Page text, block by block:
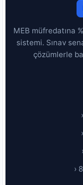
MEB müfredatına
sistemi. Sınav
çözümlerle
›